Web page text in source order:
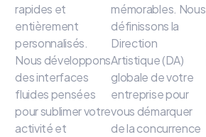
rapides et
entièrement
personnalisés.
Nous développons
des interfaces
fluidespensées
pour sublimer votre
activité et
mémorables. Nous
définissons la
Direction
Artistique (DA)
globale de votre
entreprisepour
vous démarquer
de la concurrence